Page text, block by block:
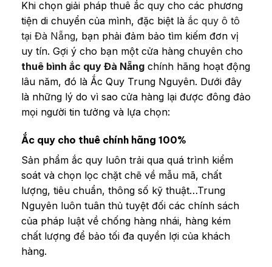
Khi chọn giải pháp thuê ắc quy cho các phương
tiện di chuyển của mình, đặc biệt là ắc quy ô tô
tại Đà Nẵng, bạn phải đảm bảo tìm kiếm đơn vị
uy tín. Gợi ý cho bạn một cửa hàng chuyên cho
thuê bình ắc quy Đà Nẵng chính hãng hoạt động
lâu năm, đó là Ắc Quy Trung Nguyên. Dưới đây
là những lý do vì sao cửa hàng lại được đông đảo
mọi người tin tưởng và lựa chọn:
Ắc quy cho thuê chính hãng 100%
Sản phẩm ắc quy luôn trải qua quá trình kiểm
soát và chọn lọc chặt chẽ về mẫu mã, chất
lượng, tiêu chuẩn, thông số kỹ thuật…Trung
Nguyên luôn tuân thủ tuyệt đối các chính sách
của pháp luật về chống hàng nhái, hàng kém
chất lượng để bảo tối đa quyền lợi của khách
hàng.